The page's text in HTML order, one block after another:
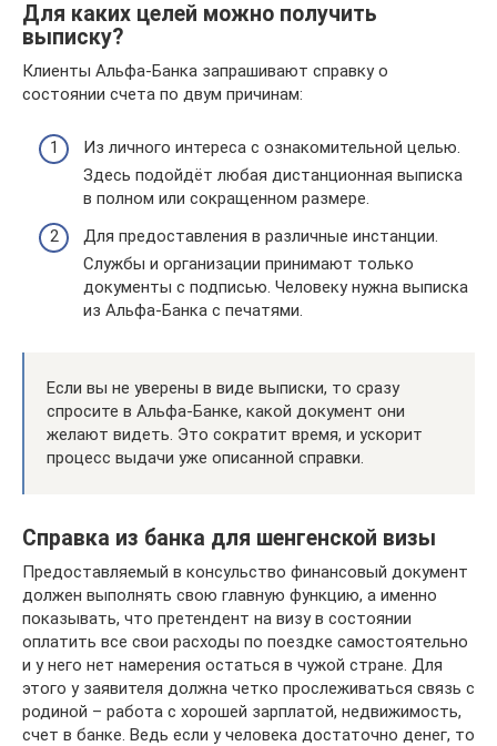
Для каких целей можно получить
выписку?
Клиенты Альфа-Банка запрашивают справку о
состоянии счета по двум причинам:
Из личного интереса с ознакомительной целью.
Здесь подойдёт любая дистанционная выписка
в полном или сокращенном размере.
Для предоставления в различные инстанции.
Службы и организации принимают только
документы с подписью. Человеку нужна выписка
из Альфа-Банка с печатями.
Если вы не уверены в виде выписки, то сразу
спросите в Альфа-Банке, какой документ они
желают видеть. Это сократит время, и ускорит
процесс выдачи уже описанной справки.
Справка из банка для шенгенской визы
Предоставляемый в консульство финансовый документ
должен выполнять свою главную функцию, а именно
показывать, что претендент на визу в состоянии
оплатить все свои расходы по поездке самостоятельно
и у него нет намерения остаться в чужой стране. Для
этого у заявителя должна четко прослеживаться связь с
родиной – работа с хорошей зарплатой, недвижимость,
счет в банке. Ведь если у человека достаточно денег, то